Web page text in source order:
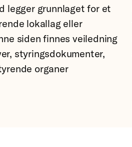
legger grunnlaget for et
lokallag eller
siden finnes veiledning
styringsdokumenter,
organer